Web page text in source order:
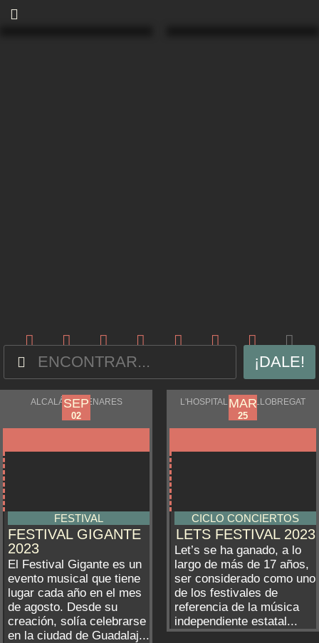
¡DALE!
ALCALÁ DE HENARES
AUG
31
SEP
02
FESTIVAL
FESTIVAL GIGANTE
2023
El Festival Gigante es un
evento musical que tiene
lugar cada año en el mes
de agosto. Desde su
creación, solía celebrarse
en la ciudad de Guadalaj...
L'HOSPITALET DE LLOBREGAT
MAR
03
MAR
25
CICLO CONCIERTOS
LETS FESTIVAL 2023
Let’s se ha ganado, a lo
largo de más de 17 años,
ser considerado como uno
de los festivales de
referencia de la música
independiente estatal...